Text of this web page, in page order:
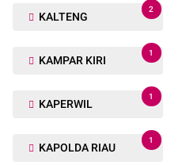
KALTENG
2
KAMPAR KIRI
1
KAPERWIL
1
KAPOLDA RIAU
1